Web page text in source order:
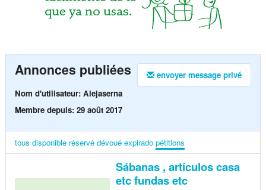
envoyer message privé
Annonces publiées
Nom d'utilisateur: Alejaserna
Membre depuis: 29 août 2017
tous disponible réservé dévoué expirado pétitions
Sábanas , artículos casa
etc fundas etc